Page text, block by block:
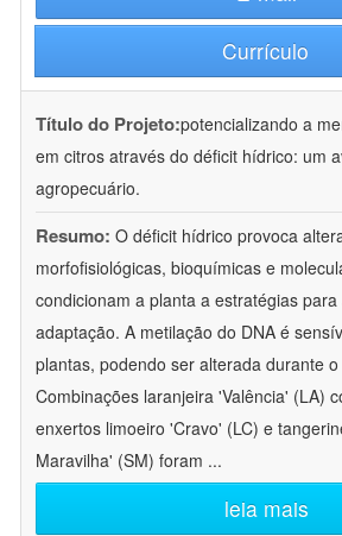
Currículo
Título do Projeto:potencializando a
em citros através do déficit hídrico: um
agropecuário.
Resumo: O déficit hídrico provoca
morfofisiológicas, bioquímicas e
condicionam a planta a estratégias
adaptação. A metilação do DNA é
plantas, podendo ser alterada durante
Combinações laranjeira 'Valência' (LA)
enxertos limoeiro 'Cravo' (LC) e
Maravilha' (SM) foram ...
leia mais